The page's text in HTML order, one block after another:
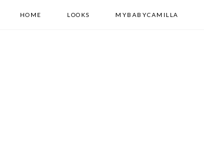
HOME LOOKS MYBABYCAMILLA